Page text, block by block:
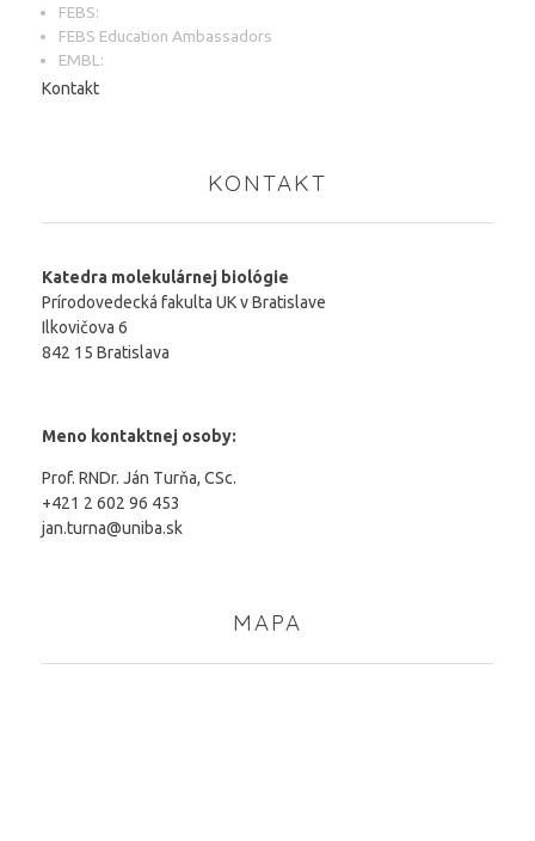
FEBS:
FEBS Education Ambassadors
EMBL:
Kontakt
KONTAKT
Katedra molekulárnej biológie
Prírodovedecká fakulta UK v Bratislave
Ilkovičova 6
842 15 Bratislava
Meno kontaktnej osoby:
Prof. RNDr. Ján Turňa, CSc.
+421 2 602 96 453
jan.turna@uniba.sk
MAPA